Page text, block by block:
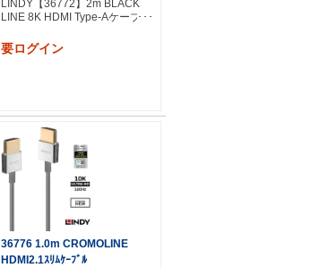
LINDY【36772】2m BLACK
LINE 8K HDMI Type-Aケーブル
要ログイン
36776 1.0m CROMOLINE
HDMI2.1ｽﾘﾑｹｰﾌﾞﾙ